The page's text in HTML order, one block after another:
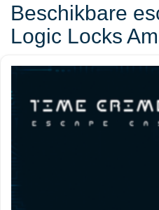
Beschikbare
Logic Locks